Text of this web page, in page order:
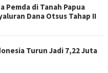
Pemda di Tanah Papua
Dana Otsus Tahap II
Turun Jadi 7,22 Juta